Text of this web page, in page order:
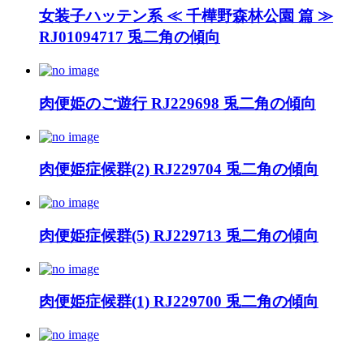
RJ01094717 兎二角の傾向